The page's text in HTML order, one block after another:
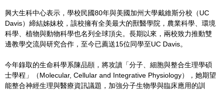
興大生科中心表示，學校民國80年與美國加州大學戴維斯分校（UC
Davis）締結姊妹校，該校擁有全美最大的獸醫學院，農業科學、環境
科學、植物與動物科學也名列全球頂尖。長期以來，兩校致力推動雙
邊教學交流與研究合作，至今已薦送15位同學至UC Davis。
今年錄取的生命科學系陳品頤，將攻讀「分子、細胞與整合生理學碩
士學程」（Molecular, Cellular and Integrative Physiology），她期望
能整合神經生理與醫療資訊議題，加強分子生物學與臨床應用的訓